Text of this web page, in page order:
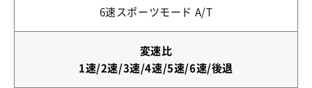
6速スポーツモード A/T
変速比
1速/2速/3速/4速/5速/6速/後退